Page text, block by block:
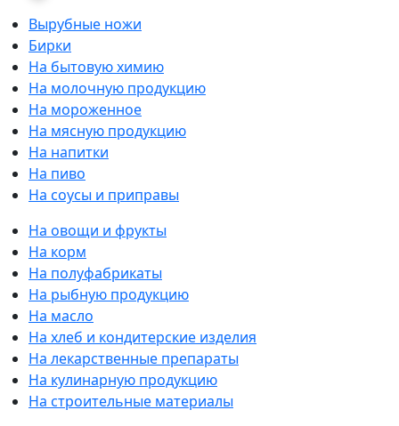
Вырубные ножи
Бирки
На бытовую химию
На молочную продукцию
На мороженное
На мясную продукцию
На напитки
На пиво
На соусы и приправы
На овощи и фрукты
На корм
На полуфабрикаты
На рыбную продукцию
На масло
На хлеб и кондитерские изделия
На лекарственные препараты
На кулинарную продукцию
На строительные материалы